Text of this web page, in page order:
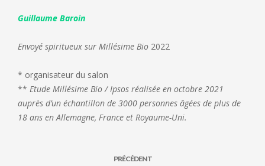
Guillaume Baroin
Envoyé spiritueux sur Millésime Bio 2022
* organisateur du salon
** Etude Millésime Bio / Ipsos réalisée en octobre 2021
auprès d’un échantillon de 3000 personnes âgées de plus de
18 ans en Allemagne, France et Royaume-Uni.
PRÉCÉDENT